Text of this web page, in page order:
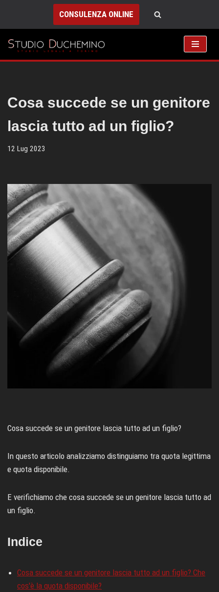
Vai
al
contenuto
CONSULENZA ONLINE
Cosa succede se un genitore
lascia tutto ad un figlio?
12 Lug 2023
Cosa succede se un genitore lascia tutto ad un figlio?
In questo articolo analizziamo distinguiamo tra quota legittima
e quota disponibile.
E verifichiamo che cosa succede se un genitore lascia tutto ad
un figlio.
Indice
Cosa succede se un genitore lascia tutto ad un figlio? Che
cos'è la quota disponibile?